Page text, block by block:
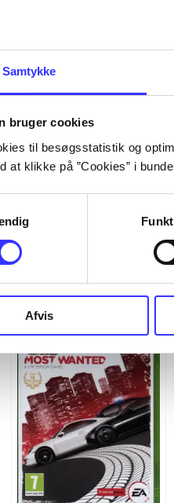
Samtykke
bruger cookies
til besøgsstatistik og
at klikke på ”Cookies” i
Afvis
...